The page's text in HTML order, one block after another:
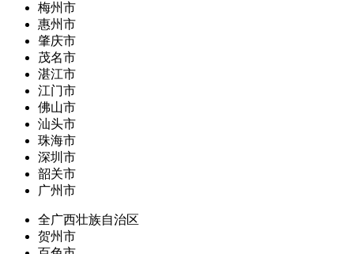
梅州市
惠州市
肇庆市
茂名市
湛江市
江门市
佛山市
汕头市
珠海市
深圳市
韶关市
广州市
全广西壮族自治区
贺州市